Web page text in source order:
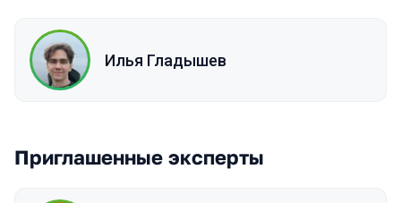
Илья Гладышев
Приглашенные эксперты